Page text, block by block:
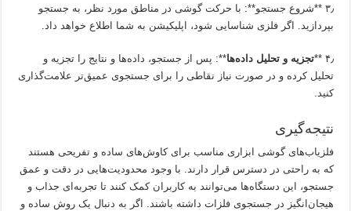
۳٫ **شروع جستجو**: با حرکت گوشی در مناطق مورد نظر، به جستجو
بپردازید. اگر فلزی شناسایی شود، اپلیکیشن به شما اطلاع خواهد داد.
۴٫ ** تجزیه و تحلیل داده‌ها**: پس از جستجو، داده‌ها و نتایج را تجزیه و
تحلیل کرده و در صورت نیاز نقاطی را برای جستجوی عمیق‌تر علامت‌گذاری
کنید.
نتیجه‌گیری
فلزیاب‌های گوشی ابزاری مناسب برای کاوش‌های ساده و تفریحی هستند
که به راحتی در دسترس قرار دارند. با وجود محدودیت‌هایی در دقت و عمق
جستجو، این دستگاه‌ها می‌توانند به کاربران کمک کنند تا تجربه‌ای جذاب و
هیجان‌انگیز در جستجوی فلزات داشته باشند. اگر به دنبال یک روش ساده و